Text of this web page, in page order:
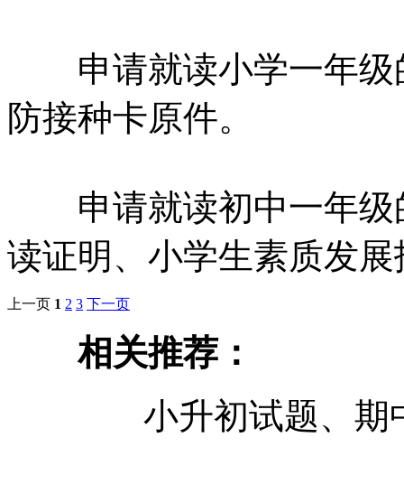
申请就读小学一年级
防接种卡原件。
申请就读初中一年级
读证明、小学生素质发
上一页 1 2 3 下一页
相关推荐：
小升初试题、期